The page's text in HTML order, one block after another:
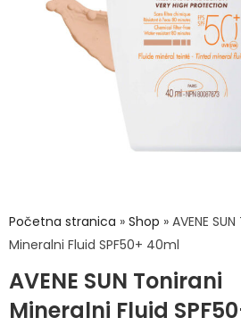
Početna stranica » Shop » AVENE
Mineralni Fluid SPF50+ 40ml
AVENE SUN Tonirani
Mineralni Fluid